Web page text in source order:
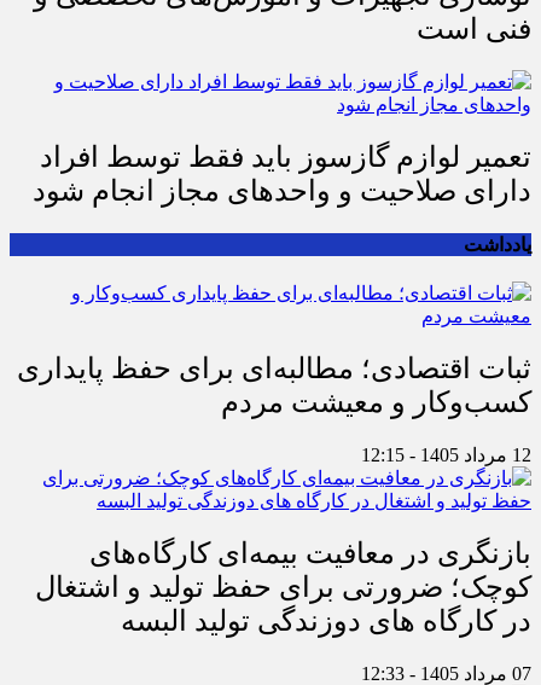
فنی است
تعمیر لوازم گازسوز باید فقط توسط افراد
دارای صلاحیت و واحدهای مجاز انجام شود
یادداشت
ثبات اقتصادی؛ مطالبه‌ای برای حفظ پایداری
کسب‌وکار و معیشت مردم
12 مرداد 1405 - 12:15
بازنگری در معافیت بیمه‌ای کارگاه‌های
کوچک؛ ضرورتی برای حفظ تولید و اشتغال
در کارگاه های دوزندگی تولید البسه
07 مرداد 1405 - 12:33